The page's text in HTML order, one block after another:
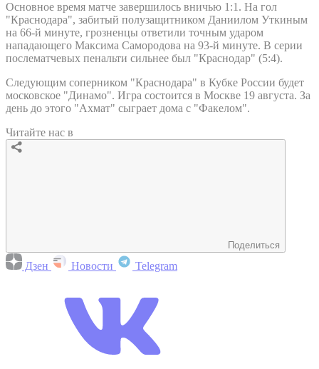
Основное время матче завершилось вничью 1:1. На гол
"Краснодара", забитый полузащитником Даниилом Уткиным
на 66-й минуте, грозненцы ответили точным ударом
нападающего Максима Самородова на 93-й минуте. В серии
послематчевых пенальти сильнее был "Краснодар" (5:4).
Следующим соперником "Краснодара" в Кубке России будет
московское "Динамо". Игра состоится в Москве 19 августа. За
день до этого "Ахмат" сыграет дома с "Факелом".
Читайте нас в
Поделиться
Дзен Новости Telegram